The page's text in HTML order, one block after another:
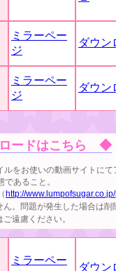
ミラーペー
ジ
ダウン
ミラーペー
ジ
ダウン
ードはこちら ◆
をお使いの動画サイトに
あること。
http://
。問題が発生した場合は
遠慮ください。
ミラーペー
ダウン